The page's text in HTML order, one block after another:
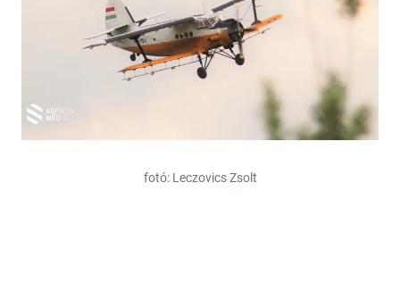
fotó: Leczovics Zsolt